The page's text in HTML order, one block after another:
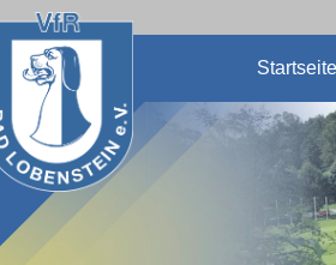
Startseite